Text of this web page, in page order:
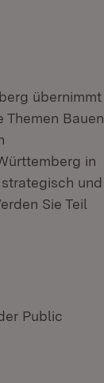
übernimmt
Bauen,
in
und
Sie Teil
Public